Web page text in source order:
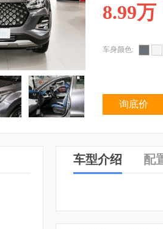
8.99万
车身颜色:
询底价
车型介绍 配